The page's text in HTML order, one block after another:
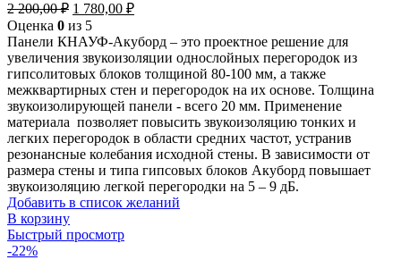
2 200,00₽ 1 780,00 ₽
Оценка 0 из 5
Панели КНАУФ-Акуборд – это проектное решение для
увеличения звукоизоляции однослойных перегородок из
гипсолитовых блоков толщиной 80-100 мм, а также
межквартирных стен и перегородок на их основе. Толщина
звукоизолирующей панели - всего 20 мм. Применение
материала позволяет повысить звукоизоляцию тонких и
легких перегородок в области средних частот, устранив
резонансные колебания исходной стены. В зависимости от
размера стены и типа гипсовых блоков Акуборд повышает
звукоизоляцию легкой перегородки на 5 – 9 дБ.
Добавить в список желаний
В корзину
Быстрый просмотр
-22%